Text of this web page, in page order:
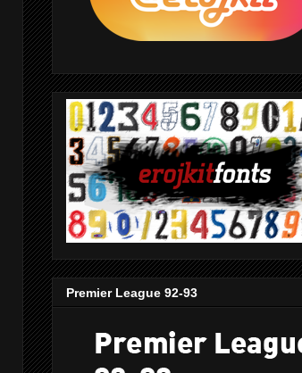
Premier League 92-93